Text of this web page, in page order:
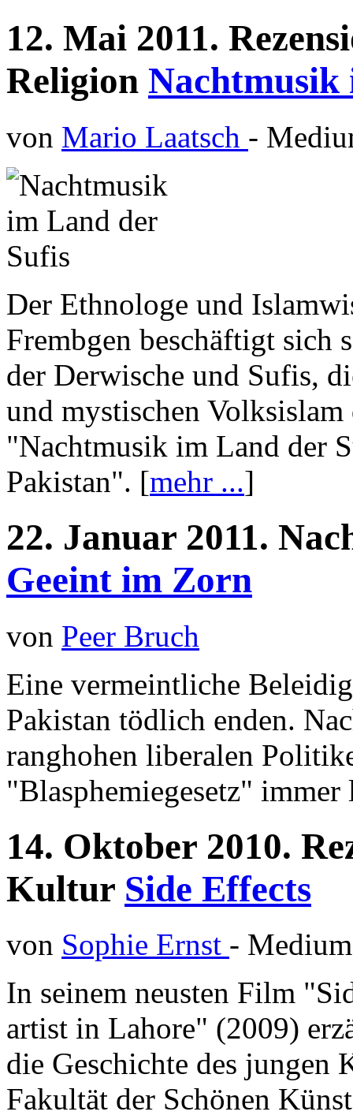
12. Mai 2011.
Religion Nachtmusik
von Mario Laatsch -
Der Ethnologe und
Frembgen beschäftigt sich
der Derwische und Sufis,
und mystischen
"Nachtmusik im Land der
Pakistan". [mehr ...]
22. Januar 2011.
Geeint im Zorn
von Peer Bruch
Eine vermeintliche
Pakistan tödlich enden.
ranghohen liberalen
"Blasphemiegesetz" immer
14. Oktober 2010.
Kultur Side Effects
von Sophie Ernst -
In seinem neusten Film
artist in Lahore" (2009)
die Geschichte des jungen
Fakultät der Schönen